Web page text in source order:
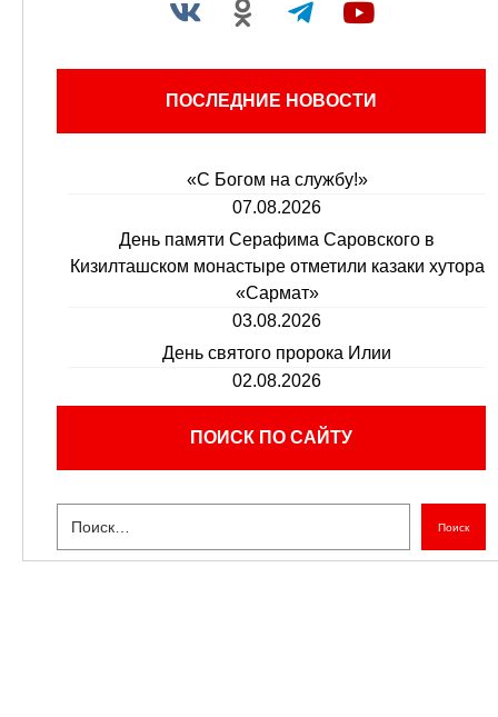
ПОСЛЕДНИЕ НОВОСТИ
«С Богом на службу!»
07.08.2026
День памяти Серафима Саровского в
Кизилташском монастыре отметили казаки хутора
«Сармат»
03.08.2026
День святого пророка Илии
02.08.2026
ПОИСК ПО САЙТУ
Поиск